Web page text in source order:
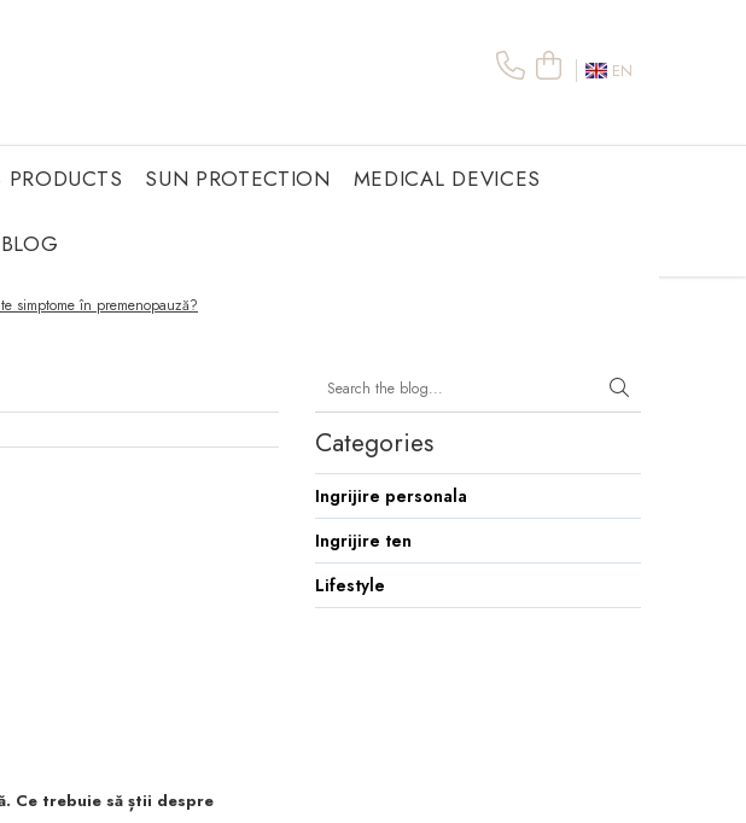
EN
PRODUCTS SUN PROTECTION MEDICAL DEVICES
BLOG
simptome în premenopauză?
Ce trebuie să știi despre
Categories
Ingrijire personala
Ingrijire ten
Lifestyle